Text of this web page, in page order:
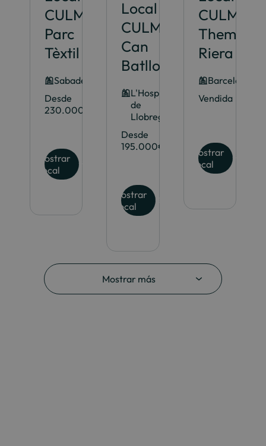
CULMIA
Parc
Tèxtil
Sabadell
Desde
230.000€
Mostrar
Local
Local
CULMIA
Can
Batllori
L'Hospitalet
de
Llobregat
Desde
195.000€
Mostrar
Local
CULMIA
Themis
Riera
Barcelona
Vendida
Mostrar
Local
Mostrar más